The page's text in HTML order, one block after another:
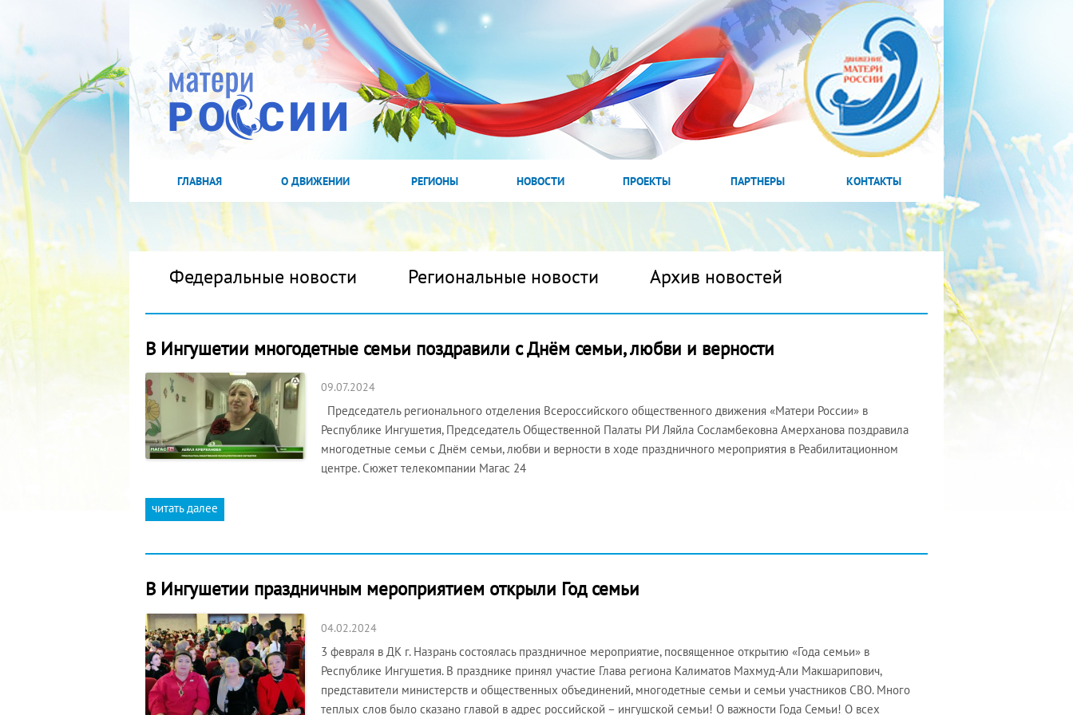
ГЛАВНАЯ О ДВИЖЕНИИ РЕГИОНЫ НОВОСТИ ПРОЕКТЫ ПАРТНЕРЫ КОНТАКТЫ
Федеральные новости Региональные новости Архив новостей
В Ингушетии многодетные семьи поздравили с Днём семьи, любви и верности
09.07.2024
Председатель регионального отделения Всероссийского общественного движения «Матери России» в
Республике Ингушетия, Председатель Общественной Палаты РИ Ляйла Сосламбековна Амерханова поздравила
многодетные семьи с Днём семьи, любви и верности в ходе праздничного мероприятия в Реабилитационном
центре. Сюжет телекомпании Магас 24
читать далее
В Ингушетии праздничным мероприятием открыли Год семьи
04.02.2024
3 февраля в ДК г. Назрань состоялась праздничное мероприятие, посвященное открытию «Года семьи» в
Республике Ингушетия. В празднике принял участие Глава региона Калиматов Махмуд-Али Макшарипович,
представители министерств и общественных объединений, многодетные семьи и семьи участников СВО. Много
теплых слов было сказано главой в адрес российской – ингушской семьи! О важности Года Семьи! О всех